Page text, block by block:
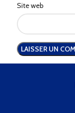
Site web